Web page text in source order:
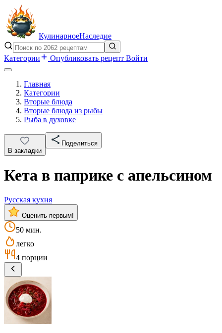
КулинарноеНаследие
Категории Опубликовать рецепт Войти
Главная
Категории
Вторые блюда
Вторые блюда из рыбы
Рыба в духовке
В закладки
Поделиться
Кета в паприке с апельсином
Русская кухня
Оценить первым!
50 мин.
легко
4 порции